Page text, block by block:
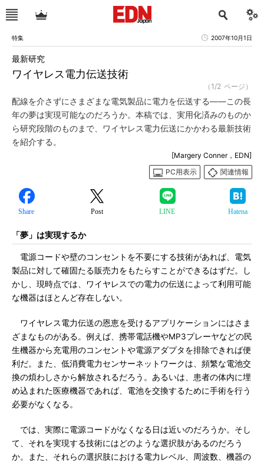
特集 2007年10月1日
ワイヤレス電力伝送技術
最新研究
（1/2 ページ）
配線を介さずにさまざまな電気製品に電力を伝送する――この長
年の夢は実現可能なのだろうか。本稿では、実用化済みのものか
ら研究段階のものまで、ワイヤレス電力伝送にかかわる最新技術
を紹介する。
[Margery Conner，EDN]
PC用表示
関連情報
Share Post LINE Hatena
「夢」は実現するか
電源コードや壁のコンセントを不要にする技術があれば、電気
製品に対して確固たる販売力をもたらすことができるはずだ。し
かし、現時点では、ワイヤレスでの電力の伝送によって利用可能
な機器はほとんど存在しない。
ワイヤレス電力伝送の恩恵を受けるアプリケーションにはさま
ざまなものがある。例えば、携帯電話機やMP3プレーヤなどの民
生機器から充電用のコンセントや電源アダプタを排除できれば便
利だ。また、低消費電力センサーネットワークは、頻繁な電池交
換の煩わしさから解放されるだろう。あるいは、患者の体内に埋
め込まれた医療機器であれば、電池を交換するために手術を行う
必要がなくなる。
では、実際に電源コードがなくなる日は近いのだろうか。そし
て、それを実現する技術にはどのような選択肢があるのだろう
か。また、それらの選択肢における電力レベル、周波数、機器の